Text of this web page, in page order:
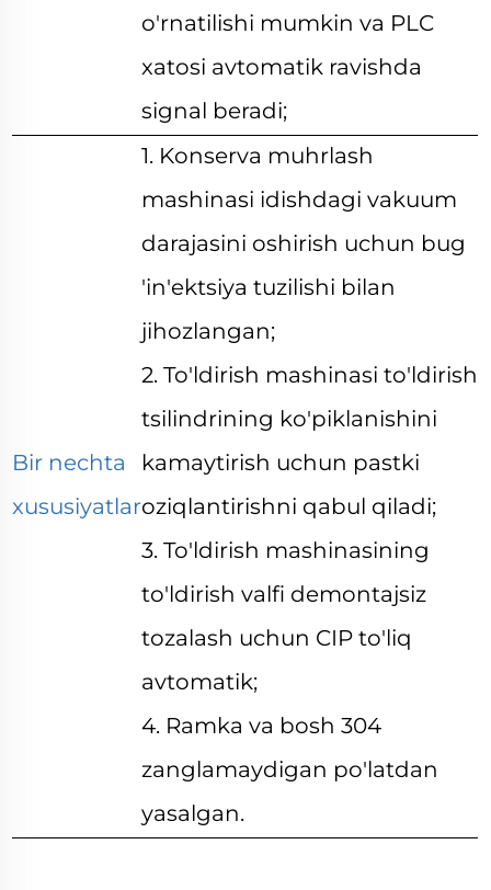
o'rnatilishi mumkin va PLC
xatosi avtomatik ravishda
signal beradi;
Bir nechta
xususiyatlar
1. Konserva muhrlash
mashinasi idishdagi vakuum
darajasini oshirish uchun bug
'in'ektsiya tuzilishi bilan
jihozlangan;
2. To'ldirish mashinasi to'ldirish
tsilindrining ko'piklanishini
kamaytirish uchun pastki
oziqlantirishni qabul qiladi;
3. To'ldirish mashinasining
to'ldirish valfi demontajsiz
tozalash uchun CIP to'liq
avtomatik;
4. Ramka va bosh 304
zanglamaydigan po'latdan
yasalgan.